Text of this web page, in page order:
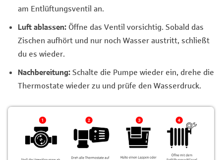
am Entlüftungsventil an.
Luft ablassen: Öffne das Ventil vorsichtig. Sobald das
Zischen aufhört und nur noch Wasser austritt, schließt
du es wieder.
Nachbereitung: Schalte die Pumpe wieder ein, drehe die
Thermostate wieder zu und prüfe den Wasserdruck.